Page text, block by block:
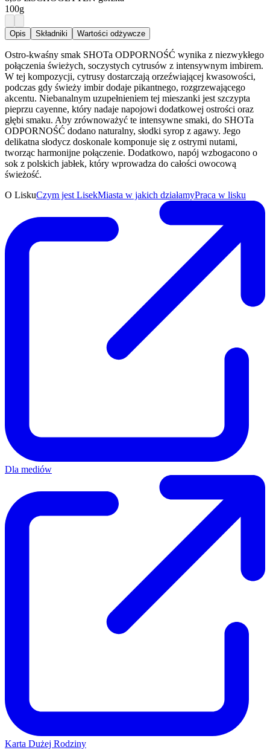
100g
Opis Składniki Wartości odżywcze
Ostro-kwaśny smak SHOTa ODPORNOŚĆ wynika z niezwykłego
połączenia świeżych, soczystych cytrusów z intensywnym imbirem.
W tej kompozycji, cytrusy dostarczają orzeźwiającej kwasowości,
podczas gdy świeży imbir dodaje pikantnego, rozgrzewającego
akcentu. Niebanalnym uzupełnieniem tej mieszanki jest szczypta
pieprzu cayenne, który nadaje napojowi dodatkowej ostrości oraz
głębi smaku. Aby zrównoważyć te intensywne smaki, do SHOTa
ODPORNOŚĆ dodano naturalny, słodki syrop z agawy. Jego
delikatna słodycz doskonale komponuje się z ostrymi nutami,
tworząc harmonijne połączenie. Dodatkowo, napój wzbogacono o
sok z polskich jabłek, który wprowadza do całości owocową
świeżość.
O LiskuCzym jest LisekMiasta w jakich działamyPraca w lisku
Dla mediów
Karta Dużej Rodziny